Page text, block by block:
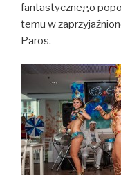
fantastycznego
temu w
Paros.